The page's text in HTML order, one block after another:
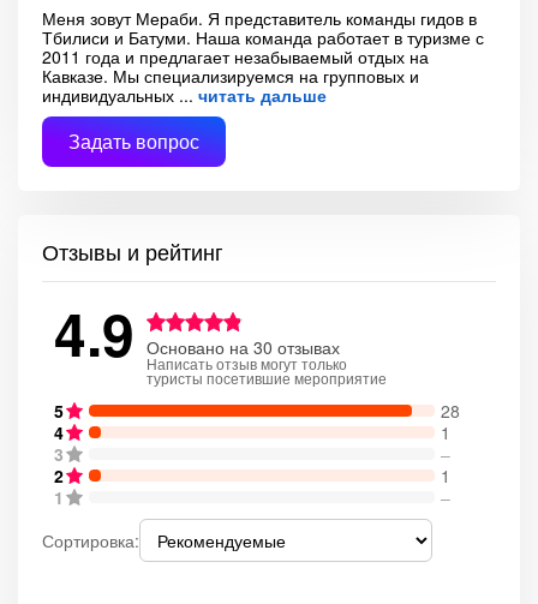
Меня зовут Мераби. Я представитель команды гидов в
Тбилиси и Батуми. Наша команда работает в туризме с
2011 года и предлагает незабываемый отдых на
Кавказе. Мы специализируемся на групповых и
индивидуальных
читать дальше
Задать вопрос
Отзывы и рейтинг
4.9 Основано на 30 отзывах
Написать отзыв могут только
туристы посетившие мероприятие
5
28
4
1
3
–
2
1
1
–
Сортировка: